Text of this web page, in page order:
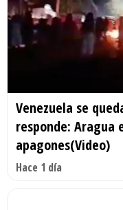
Venezuela se
responde: Aragua
apagones(Video)
Hace 1 día